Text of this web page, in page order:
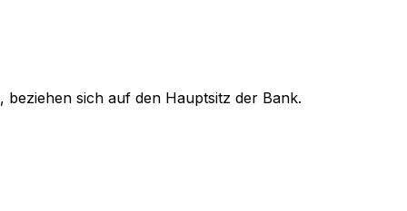
sich auf den Hauptsitz der Bank.